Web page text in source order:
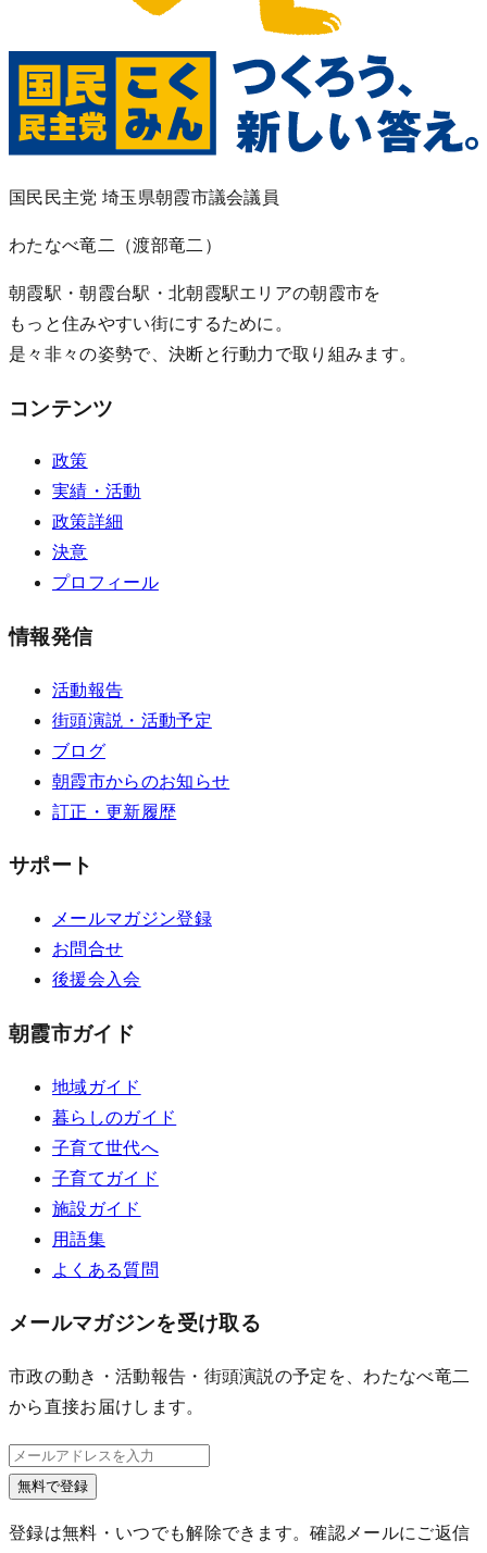
国民民主党 埼玉県朝霞市議会議員
わたなべ竜二 （渡部竜二）
朝霞駅・朝霞台駅・北朝霞駅エリアの朝霞市を
もっと住みやすい街にするために。
是々非々の姿勢で、決断と行動力で取り組みます。
コンテンツ
政策
実績・活動
政策詳細
決意
プロフィール
情報発信
活動報告
街頭演説・活動予定
ブログ
朝霞市からのお知らせ
訂正・更新履歴
サポート
メールマガジン登録
お問合せ
後援会入会
朝霞市ガイド
地域ガイド
暮らしのガイド
子育て世代へ
子育てガイド
施設ガイド
用語集
よくある質問
メールマガジンを受け取る
市政の動き・活動報告・街頭演説の予定を、わたなべ竜二
から直接お届けします。
無料で登録
登録は無料・いつでも解除できます。確認メールにご返信